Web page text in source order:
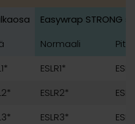
Easywrap STRONG
Normaali
ESLR1*
ESLR2*
ESLR3*